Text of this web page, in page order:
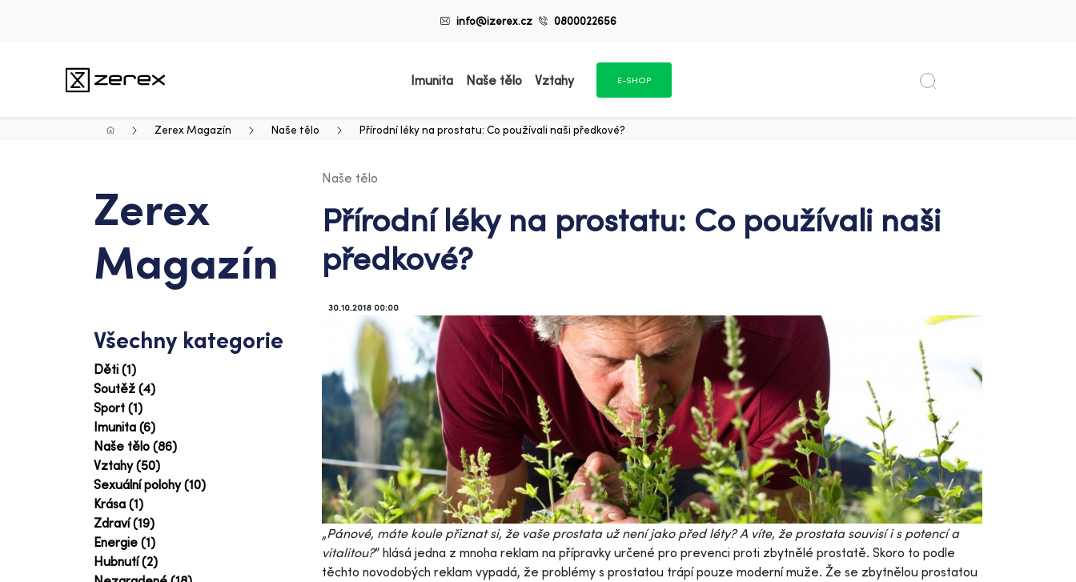
info@izerex.cz 0800022656
Imunita Naše tělo Vztahy E-SHOP
Zerex Magazín Naše tělo Přírodní léky na prostatu: Co používali naši předkové?
Zerex
Magazín
Všechny kategorie
Děti (1)
Soutěž (4)
Sport (1)
Imunita (6)
Naše tělo (86)
Vztahy (50)
Sexuální polohy (10)
Krása (1)
Zdraví (19)
Energie (1)
Hubnutí (2)
Naše tělo
Přírodní léky na prostatu: Co používali naši
předkové?
30.10.2018 00:00
„Pánové, máte koule přiznat si, že vaše prostata už není jako před léty? A víte, že prostata souvisí i s potencí a
vitalitou?” hlásá jedna z mnoha reklam na přípravky určené pro prevenci proti zbytnělé prostatě. Skoro to podle
těchto novodobých reklam vypadá, že problémy s prostatou trápí pouze moderní muže. Že se zbytnělou prostatou